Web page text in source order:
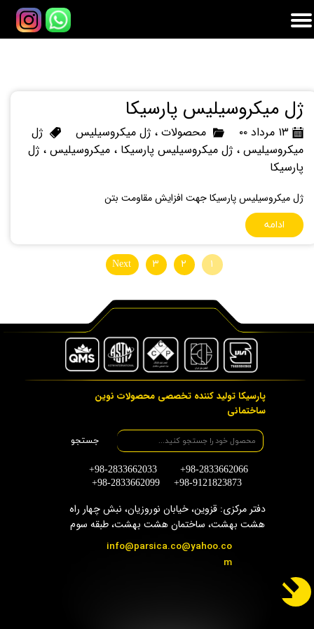
ژل میکروسیلیس پارسیکا
۱۳ مرداد ۰۰ محصولات ، ژل میکروسیلیس
ژل
میکروسیلیس ، ژل میکروسیلیس پارسیکا ، میکروسیلیس ، ژل
پارسیکا
ژل میکروسیلیس پارسیکا جهت افزایش مقاومت بتن
ادامه
۱ ۲ ۳ Next
پارسیکا تولید کننده تخصصی محصولات نوین
ساختمانی
دفتر مرکزی: قزوین، خیابان نوروزیان، نبش چهار راه
هشت بهشت، ساختمان هشت بهشت، طبقه سوم
+98-2833662033 +98-2833662066
+98-2833662099 +98-9121823873
info@parsica.co@yahoo.co
m
جستجو